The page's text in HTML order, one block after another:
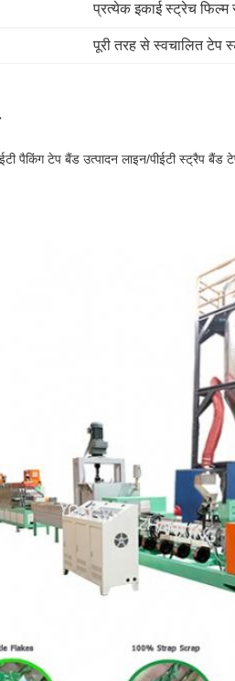
प्रत्येक इकाई स्ट्रेच फिल्म
पूरी तरह से स्वचालित टेप
पैकिंग टेप बैंड उत्पादन लाइन/पीईटी स्ट्रैप बैंड